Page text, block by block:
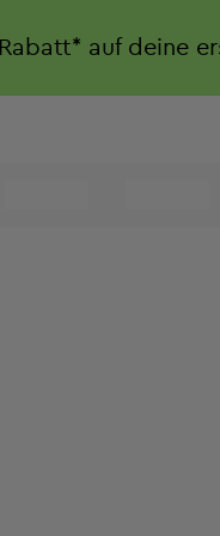
Rabatt* auf deine